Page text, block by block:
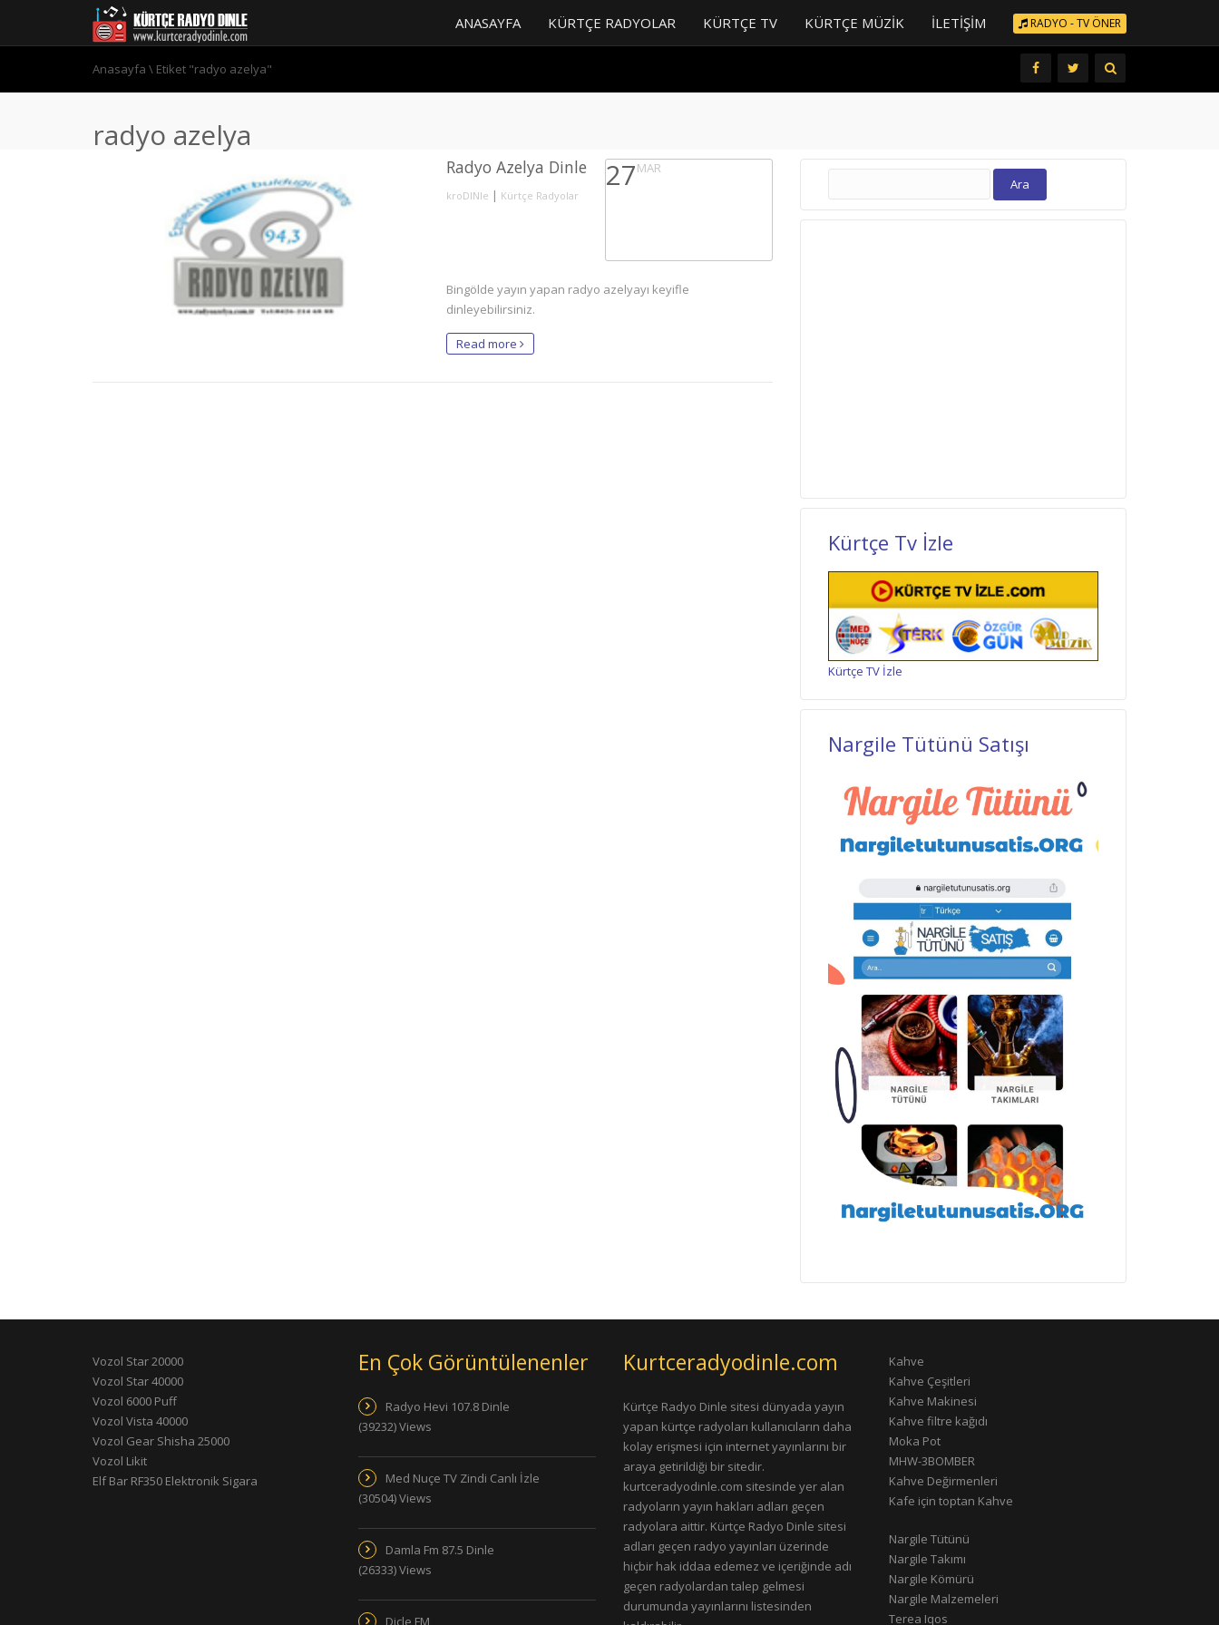
RADYO - TV ÖNER
ANASAYFA KÜRTÇE RADYOLAR KÜRTÇE TV KÜRTÇE MÜZIK İLETIŞIM
Anasayfa \ Etiket "radyo azelya"
radyo azelya
Radyo Azelya Dinle
kroDINle | Kürtçe Radyolar
27MAR
Bingölde yayın yapan radyo azelyayı keyifle
dinleyebilirsiniz.
Read more
Arama:
Kürtçe Tv İzle
Kürtçe TV İzle
Nargile Tütünü Satışı
Vozol Star 20000
Vozol Star 40000
Vozol 6000 Puff
Vozol Vista 40000
Vozol Gear Shisha 25000
Vozol Likit
Elf Bar RF350 Elektronik Sigara
En Çok Görüntülenenler
Radyo Hevi 107.8 Dinle
(39232) Views
Med Nuçe TV Zindi Canlı İzle
(30504) Views
Damla Fm 87.5 Dinle
(26333) Views
Kurtceradyodinle.com
Kürtçe Radyo Dinle sitesi dünyada yayın
yapan kürtçe radyoları kullanıcıların daha
kolay erişmesi için internet yayınlarını bir
araya getirildiği bir sitedir.
kurtceradyodinle.com sitesinde yer alan
radyoların yayın hakları adları geçen
radyolara aittir. Kürtçe Radyo Dinle sitesi
adları geçen radyo yayınları üzerinde
hiçbir hak iddaa edemez ve içeriğinde adı
geçen radyolardan talep gelmesi
durumunda yayınlarını listesinden
Kahve
Kahve Çeşitleri
Kahve Makinesi
Kahve filtre kağıdı
Moka Pot
MHW-3BOMBER
Kahve Değirmenleri
Kafe için toptan Kahve
Nargile Tütünü
Nargile Takımı
Nargile Kömürü
Nargile Malzemeleri
Terea Iqos